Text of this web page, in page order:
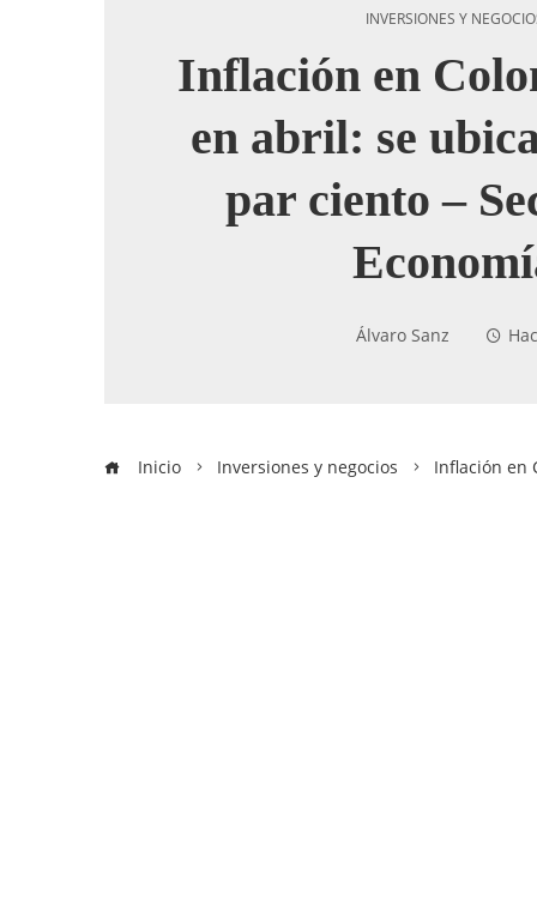
INVERSIONES Y
Inflación en
en abril: se
par ciento –
Álvaro Sanz
Inicio Inversiones y negocios Inflación en